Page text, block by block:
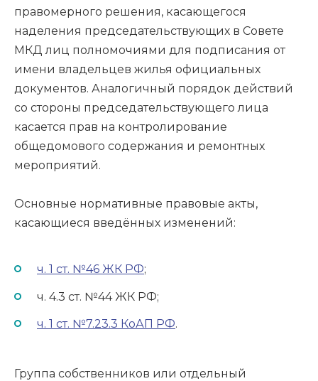
правомерного решения, касающегося
наделения председательствующих в Совете
МКД лиц полномочиями для подписания от
имени владельцев жилья официальных
документов. Аналогичный порядок действий
со стороны председательствующего лица
касается прав на контролирование
общедомового содержания и ремонтных
мероприятий.
Основные нормативные правовые акты,
касающиеся введённых изменений:
ч. 1 ст. №46 ЖК РФ;
ч. 4.3 ст. №44 ЖК РФ;
ч. 1 ст. №7.23.3 КоАП РФ.
Группа собственников или отдельный